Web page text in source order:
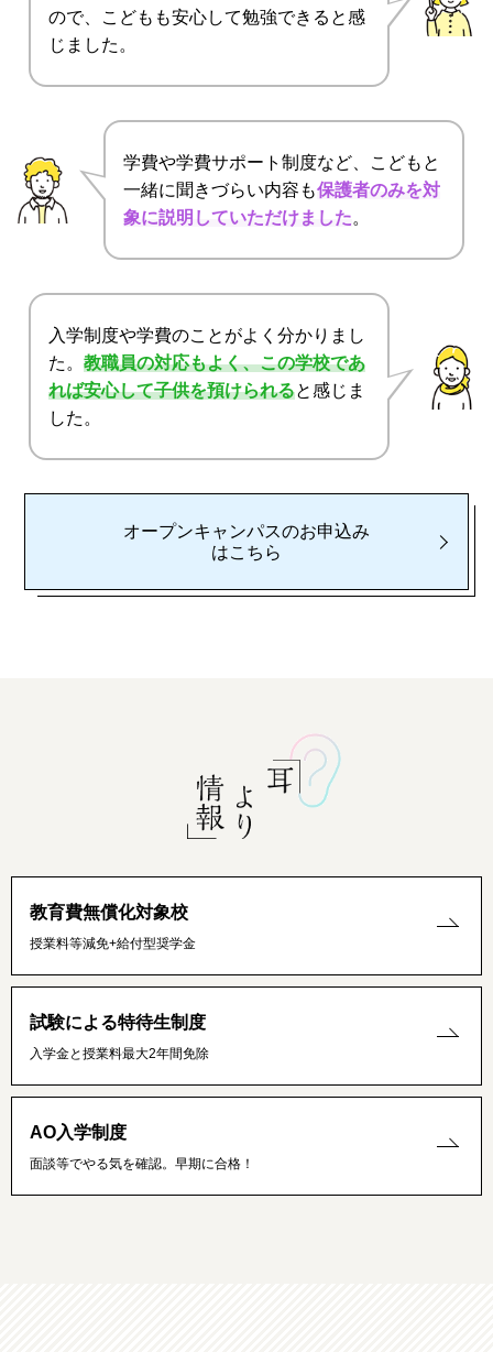
ので、こどもも安心して勉強できると感
じました。
学費や学費サポート制度など、こどもと
一緒に聞きづらい内容も保護者のみを対
象に説明していただけました。
入学制度や学費のことがよく分かりまし
た。 教職員の対応もよく、この学校であ
れば安心して子供を預けられると感じま
した。
オープンキャンパスのお申込み
はこちら
教育費無償化対象校
授業料等減免+給付型奨学金
試験による特待生制度
入学金と授業料最大2年間免除
AO入学制度
面談等でやる気を確認。早期に合格！